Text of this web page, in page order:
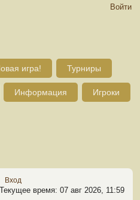
Войти
игра! Турниры
Информация Игроки
Вход
Текущее время: 07 авг 2026, 11:59